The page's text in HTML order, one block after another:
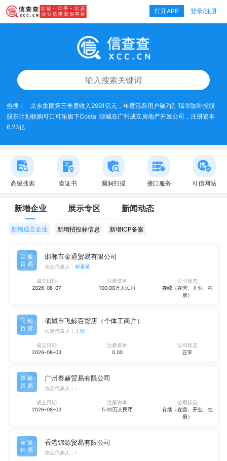
打开APP 登录/注册
热搜： 京东集团第三季度收入2991亿元，年度活跃用户破7亿 瑞幸咖啡控股
股东计划收购可口可乐旗下Costa 绿城在广州成立房地产开发公司，注册资本
6.23亿
高级搜索 查证书 漏洞扫描 接口服务 可信网站
新增企业 展示专区 新闻动态
新增成立企业 新增招投标信息 新增ICP备案
金通
贸易
邯郸市金通贸易有限公司
法定代表人： 程素英
成立日期
2026-08-07
注册资本
100.00万人民币
公司状态
存续（在营、开业、在
册）
飞鲸
百货
项城市飞鲸百货店（个体工商户）
法定代表人： 王欣
成立日期
2026-08-03
注册资本
0.00
公司状态
正常
泰赫
贸易
广州泰赫贸易有限公司
法定代表人： -
成立日期
2026-08-03
注册资本
5.00万人民币
公司状态
存续（在营、开业、在
册）
香港
锦源
香港锦源贸易有限公司
法定代表人： -